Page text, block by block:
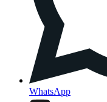
WhatsApp